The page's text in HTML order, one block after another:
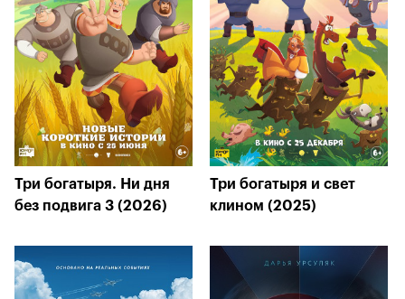
Три богатыря. Ни дня
без подвига 3 (2026)
Три богатыря и свет
клином (2025)